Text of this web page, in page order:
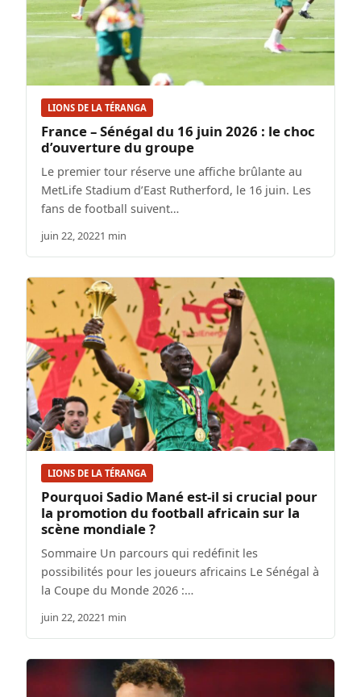
LIONS DE LA TÉRANGA
France – Sénégal du 16 juin 2026 : le choc
d’ouverture du groupe
Le premier tour réserve une affiche brûlante au
MetLife Stadium d’East Rutherford, le 16 juin. Les
fans de football suivent…
juin 22, 20221 min
LIONS DE LA TÉRANGA
Pourquoi Sadio Mané est-il si crucial pour
la promotion du football africain sur la
scène mondiale ?
Sommaire Un parcours qui redéfinit les
possibilités pour les joueurs africains Le Sénégal à
la Coupe du Monde 2026 :…
juin 22, 20221 min